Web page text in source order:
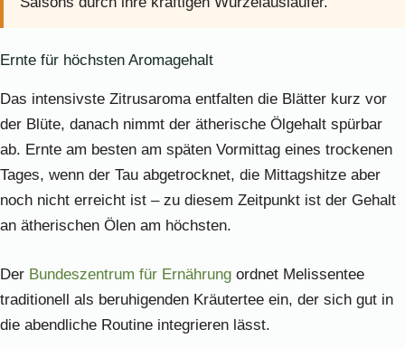
Ernte für höchsten Aromagehalt
Das intensivste Zitrusaroma entfalten die Blätter kurz vor
der Blüte, danach nimmt der ätherische Ölgehalt spürbar
ab. Ernte am besten am späten Vormittag eines trockenen
Tages, wenn der Tau abgetrocknet, die Mittagshitze aber
noch nicht erreicht ist – zu diesem Zeitpunkt ist der Gehalt
an ätherischen Ölen am höchsten.
Der Bundeszentrum für Ernährung ordnet Melissentee
traditionell als beruhigenden Kräutertee ein, der sich gut in
die abendliche Routine integrieren lässt.